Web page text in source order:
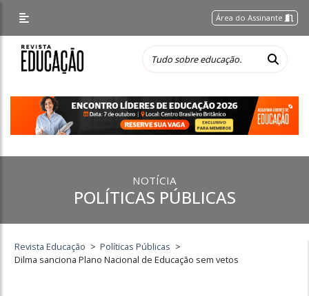
Área do Assinante
NOTÍCIA
POLÍTICAS PÚBLICAS
Revista Educação > Políticas Públicas >
Dilma sanciona Plano Nacional de Educação sem vetos